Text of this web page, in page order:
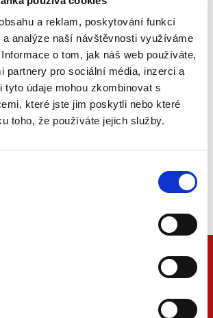
a reklam, poskytování funkcí
analýze naší návštěvnosti využíváme
o tom, jak náš web používáte,
partnery pro sociální média, inzerci a
tyto údaje mohou zkombinovat s
které jste jim poskytli nebo které
toho, že používáte jejich služby.
Tradiční nakladatelství
Působíme na trhu přes 30 let.
Semináře a Konference
Vzdělávejte se kvalitně.
Vzdělávejte se s Akademií C. H. Beck.